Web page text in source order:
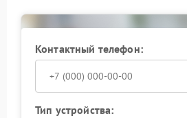
Контактный телефон:
Тип устройства: